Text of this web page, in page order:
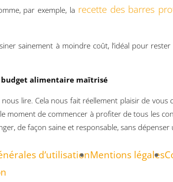
par exemple, la recette des barres
sainement à moindre coût, l’idéal pour
budget alimentaire maîtrisé
lire. Cela nous fait réellement plaisir de
moment de commencer à profiter de tous les
de façon saine et responsable, sans
d’utilisationMentions légales